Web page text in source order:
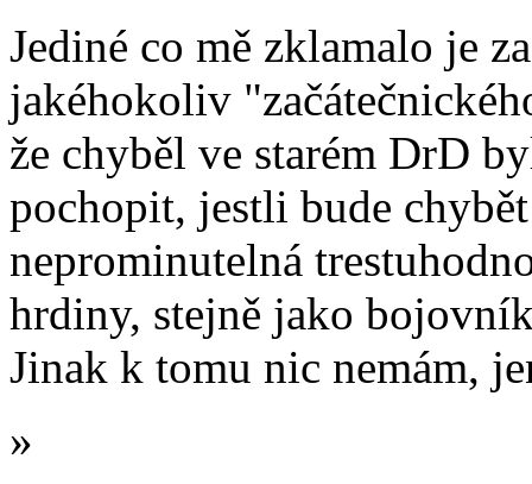
Jediné co mě zklamalo je
jakéhokoliv
že chyběl ve starém DrD
pochopit, jestli bude
neprominutelná
hrdiny, stejně jako
Jinak k tomu nic nemám,
»